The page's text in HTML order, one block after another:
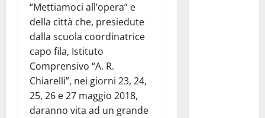
“Mettiamoci all’opera” e
della città che, presiedute
dalla scuola coordinatrice
capo fila, Istituto
Comprensivo “A. R.
Chiarelli”, nei giorni 23, 24,
25, 26 e 27 maggio 2018,
daranno vita ad un grande